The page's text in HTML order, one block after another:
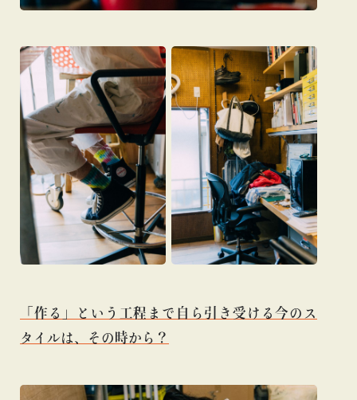
「作る」という工程まで自ら引き受ける今のス
タイルは、その時から？